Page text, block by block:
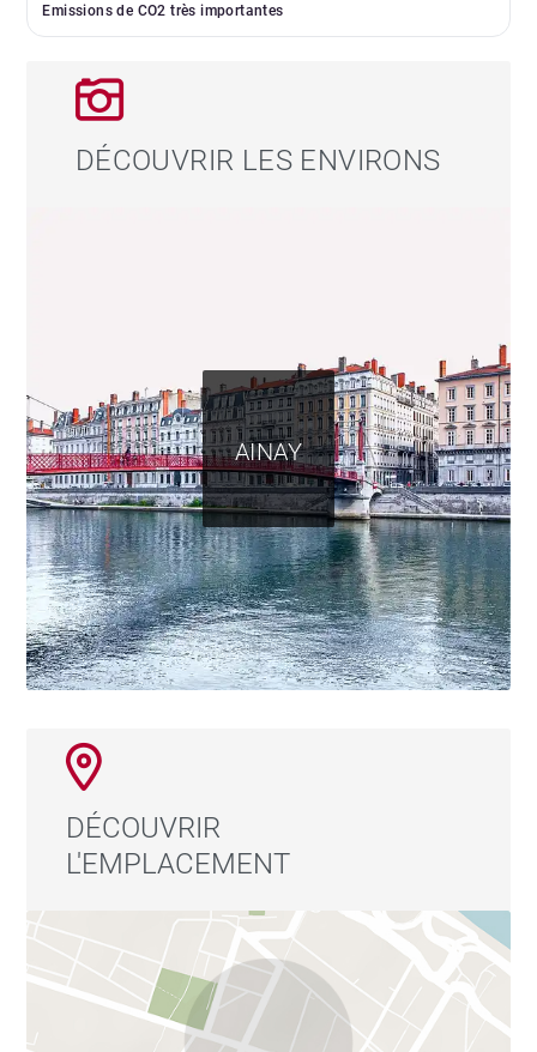
Emissions de CO2 très importantes
DÉCOUVRIR LES ENVIRONS
AINAY
DÉCOUVRIR
L'EMPLACEMENT